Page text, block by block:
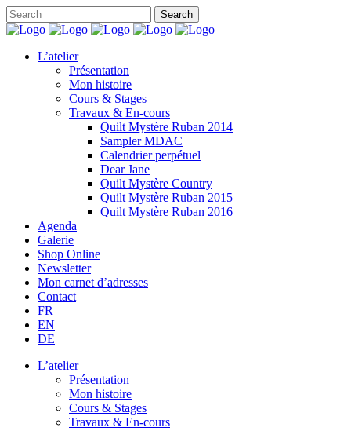
L’atelier
Présentation
Mon histoire
Cours & Stages
Travaux & En-cours
Quilt Mystère Ruban 2014
Sampler MDAC
Calendrier perpétuel
Dear Jane
Quilt Mystère Country
Quilt Mystère Ruban 2015
Quilt Mystère Ruban 2016
Agenda
Galerie
Shop Online
Newsletter
Mon carnet d’adresses
Contact
FR
EN
DE
L’atelier
Présentation
Mon histoire
Cours & Stages
Travaux & En-cours